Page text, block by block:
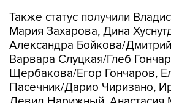
Также статус получили
Мария Захарова, Дина
Александра Бойкова/
Варвара Слуцкая/Глеб
Щербакова/Егор Гончаров,
Пасечник/Дарио Чиризано,